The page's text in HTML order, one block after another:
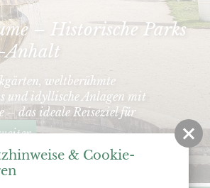
– Historische Parks
Anhalt
weltberühmte
und idyllische Anlagen mit
– das ideale Reiseziel für
& Cookie-